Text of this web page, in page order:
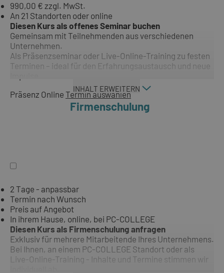
990,00 € zzgl. MwSt.
An 21 Standorten oder online
Diesen Kurs als offenes Seminar buchen
Gemeinsam mit Teilnehmenden aus verschiedenen
Unternehmen.
Als Präsenzseminar oder Live-Online-Training zu festen
Terminen – ideal für den Erfahrungsaustausch und neue
INHALT ERWEITERN
Präsenz Online Termin auswählen
Firmenschulung
2 Tage - anpassbar
Termin nach Wunsch
Preis auf Angebot
In ihrem Hause, online, bei PC-COLLEGE
Diesen Kurs als Firmenschulung anfragen
Exklusiv für mehrere Mitarbeitende Ihres Unternehmens.
Bei Ihnen, an einem PC-COLLEGE Standort oder als
Live-Online-Training - Inhalte und Termine stimmen wir